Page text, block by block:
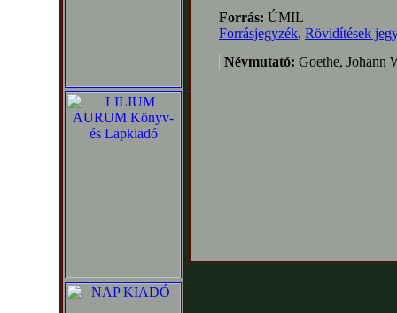
Forrás: ÚMIL
Forrásjegyzék, Rövidítések
Névmutató: Goethe, Johann